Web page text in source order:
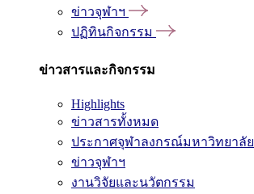
ข่าวจุฬาฯ
ปฏิทินกิจกรรม
ข่าวสารและกิจกรรม
Highlights
ข่าวสารทั้งหมด
ประกาศจุฬาลงกรณ์มหาวิทยาลัย
ข่าวจุฬาฯ
งานวิจัยและนวัตกรรม